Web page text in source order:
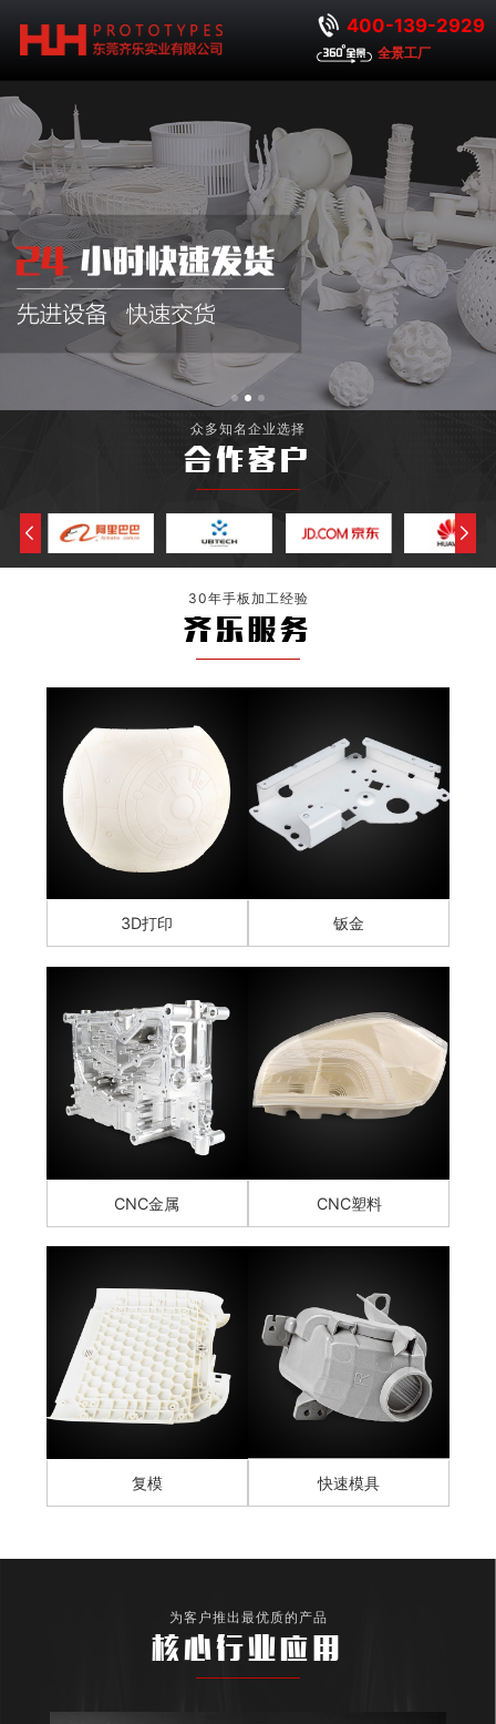
400-139-2929
全景工厂
众多知名企业选择
合作客户
30年手板加工经验
齐乐服务
3D打印 钣金
CNC金属 CNC塑料
复模 快速模具
为客户推出最优质的产品
核心行业应用